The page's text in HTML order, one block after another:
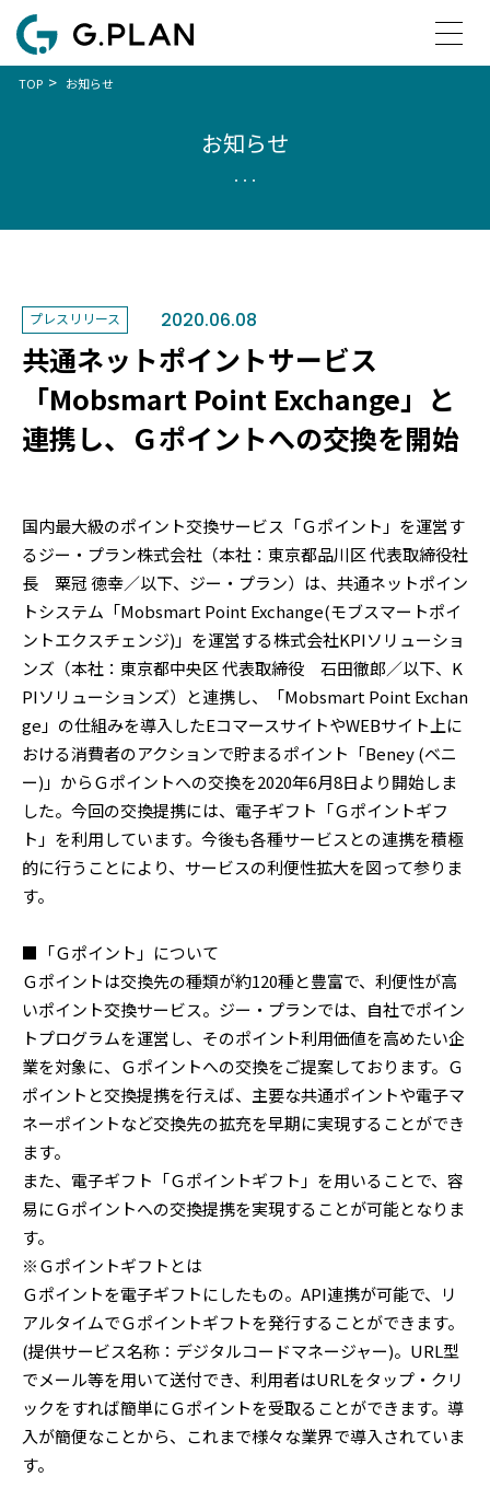
TOP > お知らせ
お知らせ
プレスリリース 2020.06.08
共通ネットポイントサービス
「Mobsmart Point Exchange」と
連携し、Ｇポイントへの交換を開始
国内最大級のポイント交換サービス「Ｇポイント」を運営す
るジー・プラン株式会社（本社：東京都品川区 代表取締役社
長 粟冠 徳幸／以下、ジー・プラン）は、共通ネットポイン
トシステム「Mobsmart Point Exchange(モブスマートポイ
ントエクスチェンジ)」を運営する株式会社KPIソリューショ
ンズ（本社：東京都中央区 代表取締役 石田徹郎／以下、K
PIソリューションズ）と連携し、「Mobsmart Point Exchan
ge」の仕組みを導入したEコマースサイトやWEBサイト上に
おける消費者のアクションで貯まるポイント「Beney (ベニ
ー)」からＧポイントへの交換を2020年6月8日より開始しま
した。今回の交換提携には、電子ギフト「Ｇポイントギフ
ト」を利用しています。今後も各種サービスとの連携を積極
的に行うことにより、サービスの利便性拡大を図って参りま
す。
■「Ｇポイント」について
Ｇポイントは交換先の種類が約120種と豊富で、利便性が高
いポイント交換サービス。ジー・プランでは、自社でポイン
トプログラムを運営し、そのポイント利用価値を高めたい企
業を対象に、Ｇポイントへの交換をご提案しております。Ｇ
ポイントと交換提携を行えば、主要な共通ポイントや電子マ
ネーポイントなど交換先の拡充を早期に実現することができ
ます。
また、電子ギフト「Ｇポイントギフト」を用いることで、容
易にＧポイントへの交換提携を実現することが可能となりま
す。
※Ｇポイントギフトとは
Ｇポイントを電子ギフトにしたもの。API連携が可能で、リ
アルタイムでＧポイントギフトを発行することができます。
(提供サービス名称：デジタルコードマネージャー)。URL型
でメール等を用いて送付でき、利用者はURLをタップ・クリ
ックをすれば簡単にＧポイントを受取ることができます。導
入が簡便なことから、これまで様々な業界で導入されていま
す。